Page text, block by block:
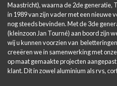
Maastricht), waarna de 2de generatie,
in 1989 van zijn vader met een nieuwe
nog steeds bevinden. Met de 3de
(kleinzoon Jan Tourné) aan boord zijn
wij u kunnen voorzien van
creeëren we in samenwerking met
op maat gemaakte projecten
klant. Dit in zowel aluminium als rvs,